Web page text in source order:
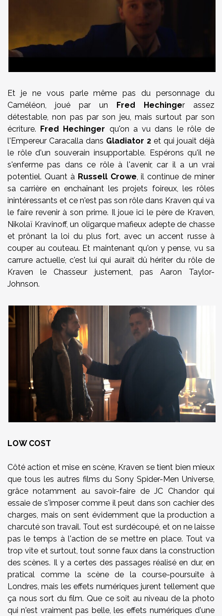
Et je ne vous parle même pas du personnage du
Caméléon, joué par un
Fred Hechinger assez
détestable, non pas par son jeu, mais surtout par son
écriture.
Fred Hechinger qu'on a vu dans le rôle de
l'Empereur Caracalla dans Gladiator 2 et qui jouait déjà
le rôle d'un souverain insupportable. Espérons qu'il ne
s'enferme pas dans ce rôle à l'avenir, car il a un vrai
potentiel. Quant à Russell Crowe, il continue de miner
sa carrière en enchaînant les projets foireux, les rôles
inintéressants et ce n'est pas son rôle dans Kraven qui va
le faire revenir à son prime. Il joue ici le père de Kraven,
Nikolaï Kravinoff, un oligarque mafieux adepte de chasse
et prônant la loi du plus fort, avec un accent russe à
couper au couteau. Et maintenant qu'on y pense, vu sa
carrure actuelle, c'est lui qui aurait dû hériter du rôle de
Kraven le Chasseur justement, pas Aaron Taylor-
Johnson.
LOW COST
Côté action et mise en scène, Kraven se tient bien mieux
que tous les autres films du Sony Spider-Men Universe,
grâce notamment au savoir-faire de JC Chandor qui
essaie de s'imposer comme il peut dans son cachier des
charges, mais on sent évidemment que la production a
charcuté son travail. Tout est surdécoupé, et on ne laisse
pas le temps à l'action de se mettre en place. Tout va
trop vite et surtout, tout sonne faux dans la construction
des scènes. Il y a certes des passages réalisé en dur, en
pratical comme la scène de la course-poursuite à
Londres, mais les effets numériques jurent tellement que
ça nous sort du film. Que ce soit au niveau de la photo
qui n'est vraiment pas belle, les effets numériques d'une